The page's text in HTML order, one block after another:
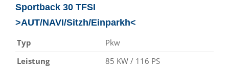
Sportback 30 TFSI
>AUT/NAVI/Sitzh/Einparkh<
Typ
Pkw
Leistung
85 KW / 116 PS